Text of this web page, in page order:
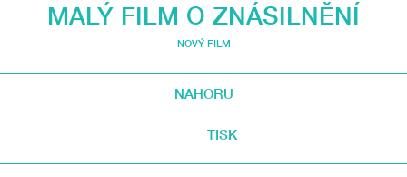
MALÝ FILM O ZNÁSILNĚNÍ
NOVÝ FILM
NAHORU
TISK